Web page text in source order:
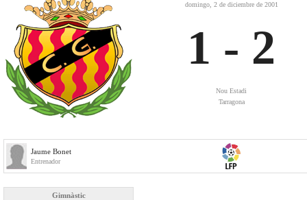
domingo, 2 de diciembre de 2001
1 - 2
Nou Estadi
Tarragona
Jaume Bonet
Entrenador
Gimnàstic